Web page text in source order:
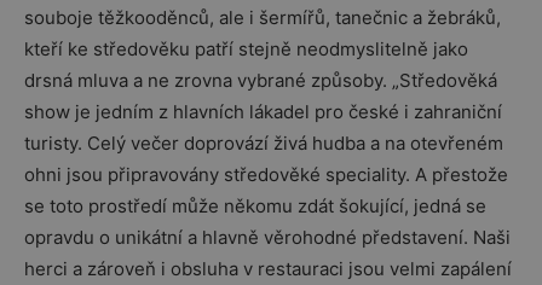
souboje těžkooděnců, ale i šermířů, tanečnic a žebráků,
kteří ke středověku patří stejně neodmyslitelně jako
drsná mluva a ne zrovna vybrané způsoby. „Středověká
show je jedním z hlavních lákadel pro české i zahraniční
turisty. Celý večer doprovází živá hudba a na otevřeném
ohni jsou připravovány středověké speciality. A přestože
se toto prostředí může někomu zdát šokující, jedná se
opravdu o unikátní a hlavně věrohodné představení. Naši
herci a zároveň i obsluha v restauraci jsou velmi zapálení